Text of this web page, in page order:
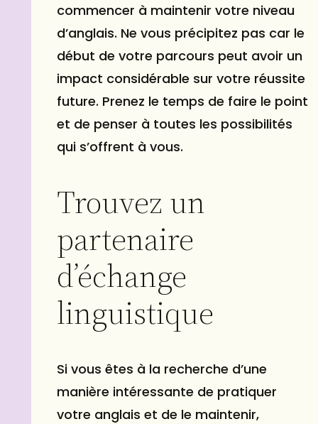
commencer à maintenir votre niveau
d’anglais. Ne vous précipitez pas car le
début de votre parcours peut avoir un
impact considérable sur votre réussite
future. Prenez le temps de faire le point
et de penser à toutes les possibilités
qui s’offrent à vous.
Trouvez un
partenaire
d’échange
linguistique
Si vous êtes à la recherche d’une
manière intéressante de pratiquer
votre anglais et de le maintenir,